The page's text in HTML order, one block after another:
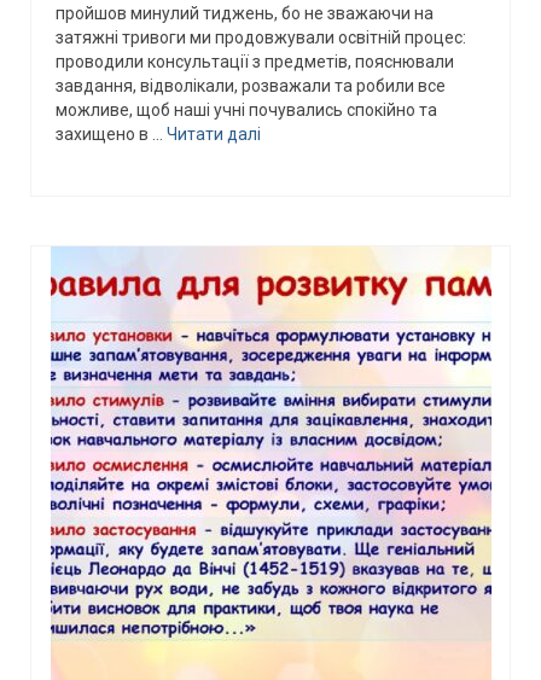
пройшов минулий тиджень, бо не зважаючи на
затяжні тривоги ми продовжували освітній процес:
проводили консультації з предметів, пояснювали
завдання, відволікали, розважали та робили все
можливе, щоб наші учні почувались спокійно та
захищено в … Читати далі